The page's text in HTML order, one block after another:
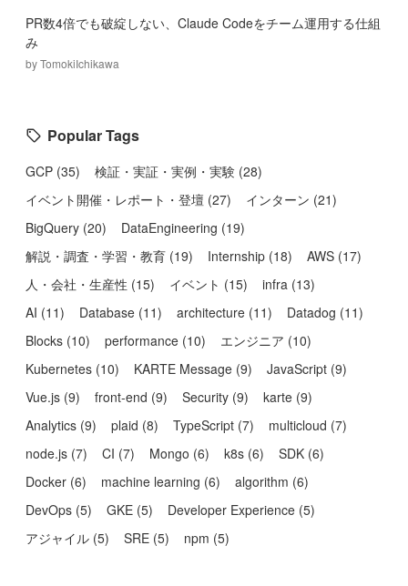
PR数4倍でも破綻しない、Claude Codeをチーム運用する仕組
み
byTomokiIchikawa
Popular Tags
GCP (35) 検証・実証・実例・実験 (28)
イベント開催・レポート・登壇 (27) インターン (21)
BigQuery (20) DataEngineering (19)
解説・調査・学習・教育 (19) Internship (18) AWS (17)
人・会社・生産性 (15) イベント (15) infra (13)
AI (11) Database (11) architecture (11) Datadog (11)
Blocks (10) performance (10) エンジニア (10)
Kubernetes (10) KARTE Message (9) JavaScript (9)
Vue.js (9) front-end (9) Security (9) karte (9)
Analytics (9) plaid (8) TypeScript (7) multicloud (7)
node.js (7) CI (7) Mongo (6) k8s (6) SDK (6)
Docker (6) machine learning (6) algorithm (6)
DevOps (5) GKE (5) Developer Experience (5)
アジャイル (5) SRE (5) npm (5)